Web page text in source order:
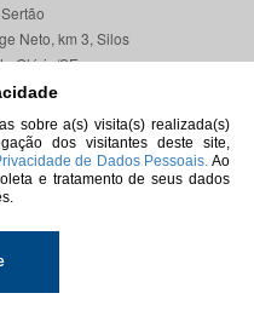
sobre a(s) visita(s) realizada(s)
dos visitantes deste site,
de Dados Pessoais. Ao
e tratamento de seus dados
Neto, km 3, Silos
Glória/SE
000
reservados.
de Sergipe.